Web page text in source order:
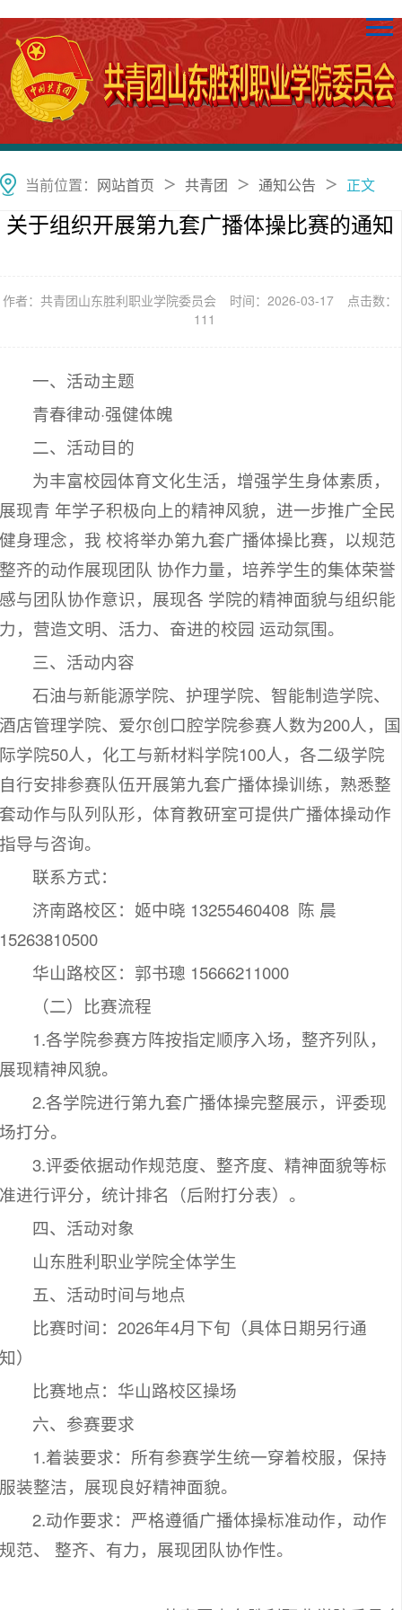
当前位置： 网站首页 ＞ 共青团 ＞ 通知公告 ＞ 正文
关于组织开展第九套广播体操比赛的通知
作者：共青团山东胜利职业学院委员会 时间：2026-03-17
点击数：
111
一、活动主题
青春律动·强健体魄
二、活动目的
为丰富校园体育文化生活，增强学生身体素质，
展现青 年学子积极向上的精神风貌，进一步推广全民
健身理念，我 校将举办第九套广播体操比赛，以规范
整齐的动作展现团队 协作力量，培养学生的集体荣誉
感与团队协作意识，展现各 学院的精神面貌与组织能
力，营造文明、活力、奋进的校园 运动氛围。
三、活动内容
石油与新能源学院、护理学院、智能制造学院、
酒店管理学院、爱尔创口腔学院参赛人数为200人，国
际学院50人，化工与新材料学院100人，各二级学院
自行安排参赛队伍开展第九套广播体操训练，熟悉整
套动作与队列队形，体育教研室可提供广播体操动作
指导与咨询。
联系方式：
济南路校区：姬中晓 13255460408 陈 晨
15263810500
华山路校区：郭书璁 15666211000
（二）比赛流程
1.各学院参赛方阵按指定顺序入场，整齐列队，
展现精神风貌。
2.各学院进行第九套广播体操完整展示，评委现
场打分。
3.评委依据动作规范度、整齐度、精神面貌等标
准进行评分，统计排名（后附打分表）。
四、活动对象
山东胜利职业学院全体学生
五、活动时间与地点
比赛时间：2026年4月下旬（具体日期另行通
知）
比赛地点：华山路校区操场
六、参赛要求
1.着装要求：所有参赛学生统一穿着校服，保持
服装整洁，展现良好精神面貌。
2.动作要求：严格遵循广播体操标准动作，动作
规范、 整齐、有力，展现团队协作性。